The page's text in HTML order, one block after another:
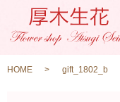
HOME gift_1802_b